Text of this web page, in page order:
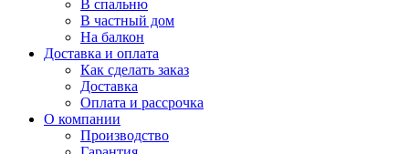
В спальню
В частный дом
На балкон
Доставка и оплата
Как сделать заказ
Доставка
Оплата и рассрочка
О компании
Производство